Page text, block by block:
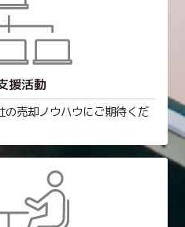
援活動
売却ノウハウにご期待くだ